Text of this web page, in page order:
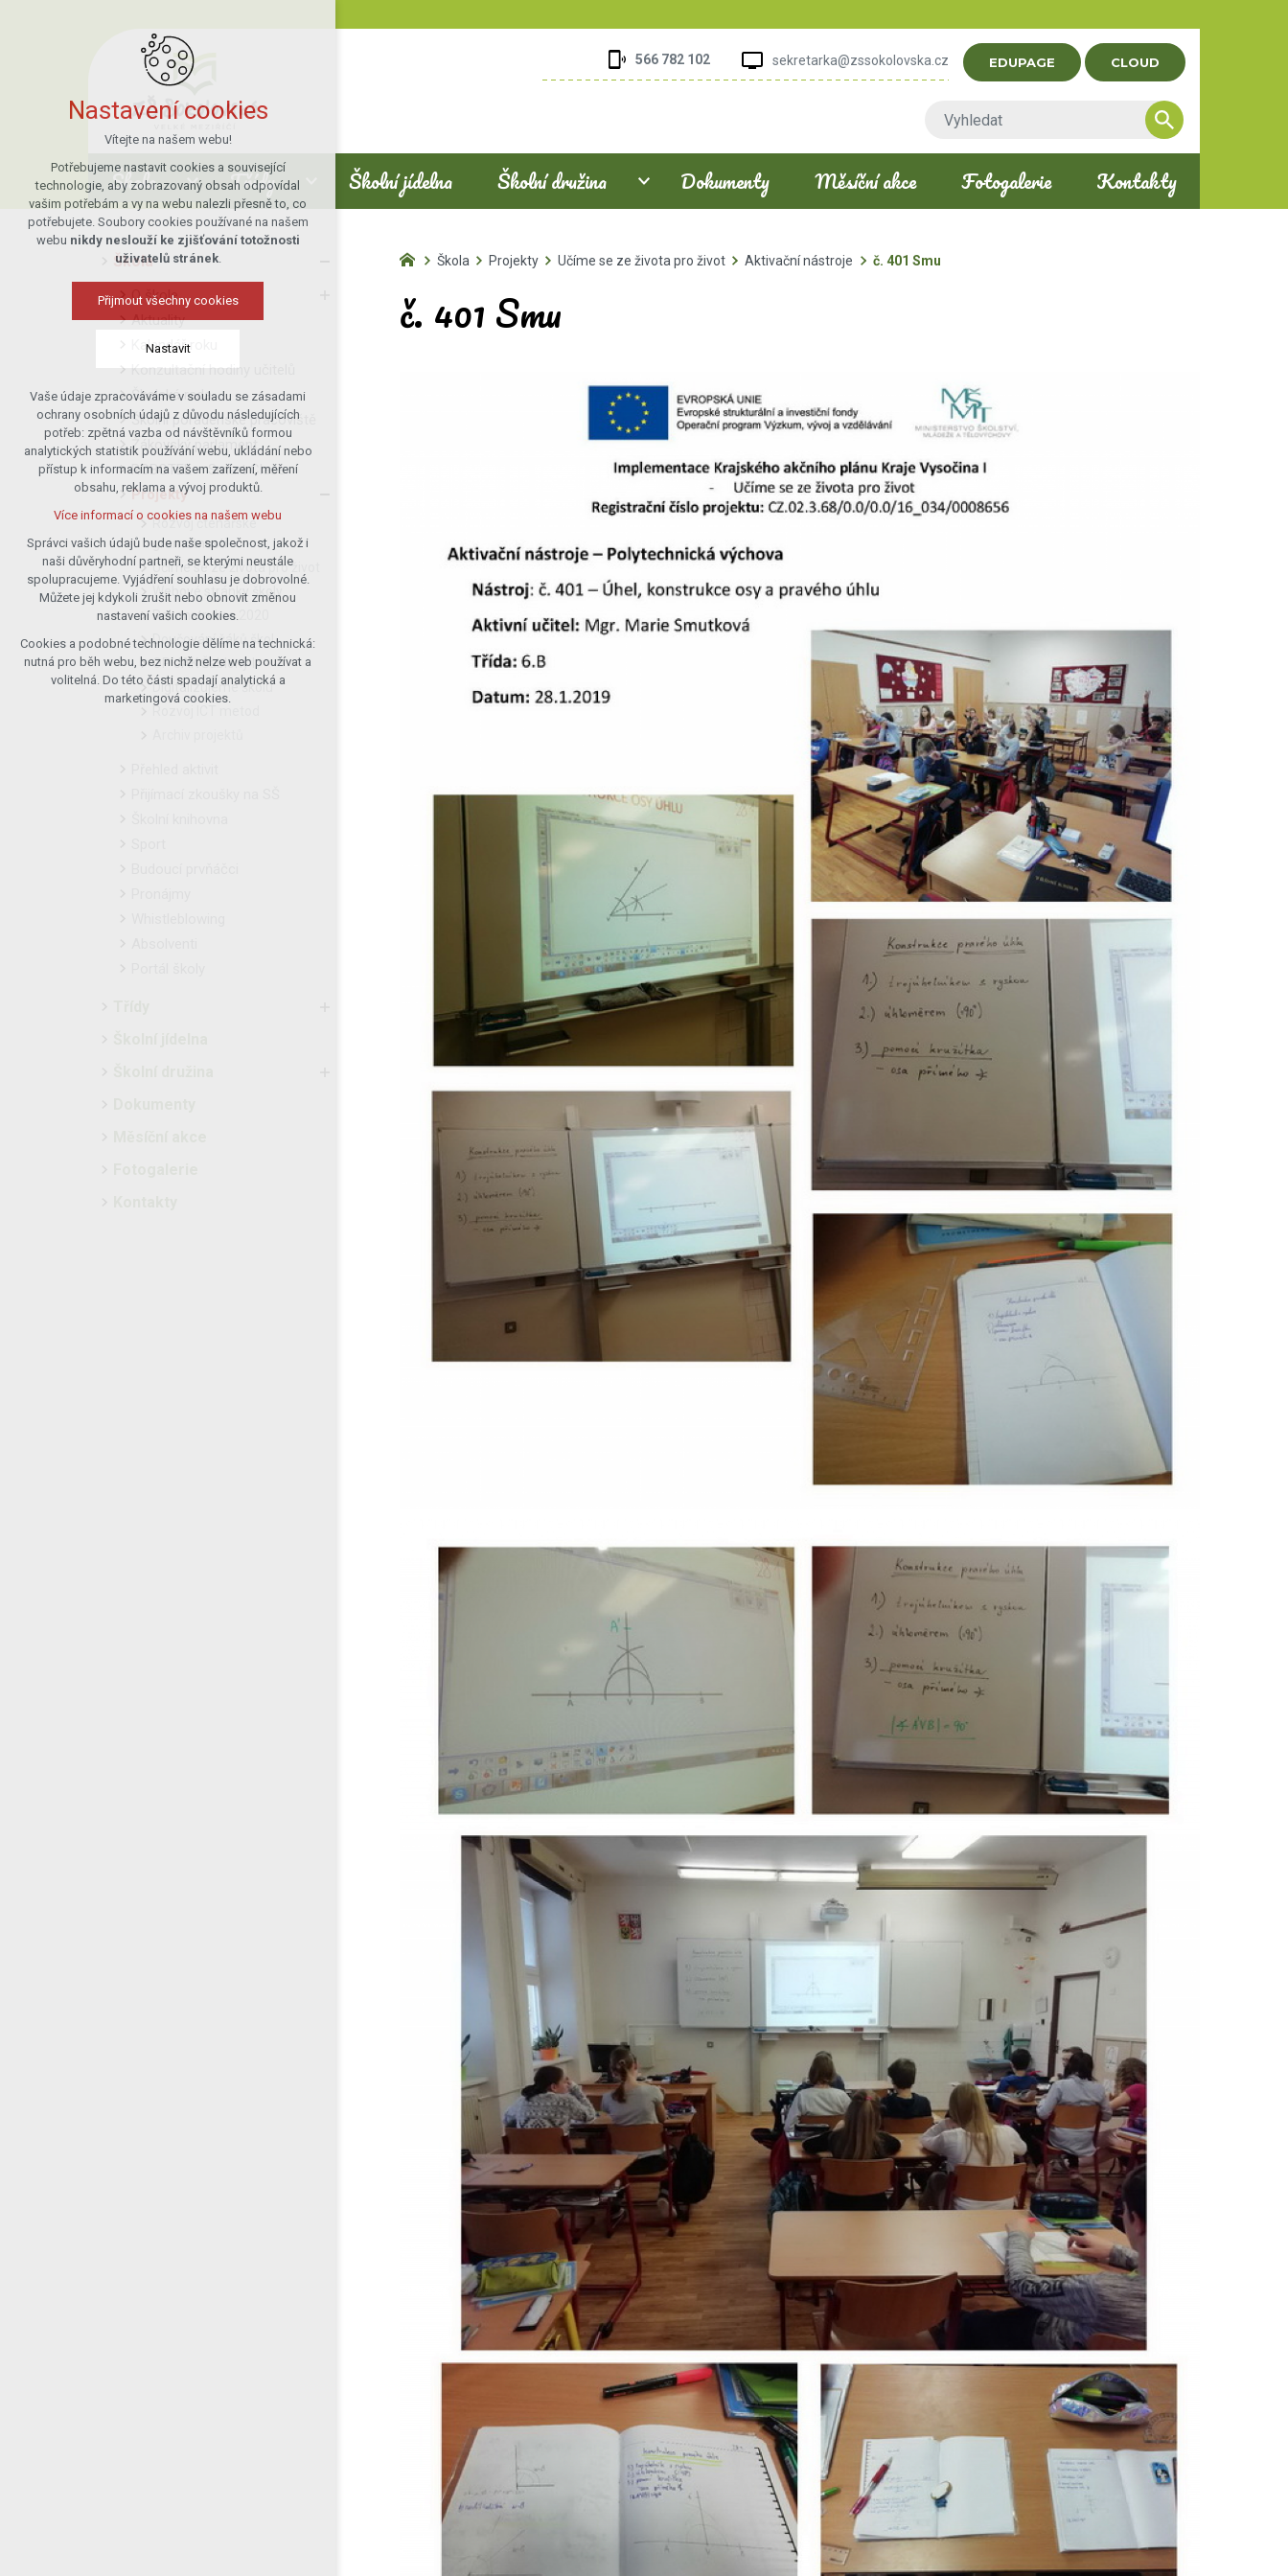
566 782 102 sekretarka@zssokolovska.cz EDUPAGE CLOUD
Škola Třídy Školní jídelna Školní družina Dokumenty Měsíční akce Fotogalerie Kontakty
Škola
O škole
Aktuality
Kalendář roku
Konzultační hodiny učitelů
Školská rada
Školní poradenské pracoviště
Žákovský parlament
ROBOTEL – Smart Class
Projekty
Rozvoj čtenářské
gramotnosti
Učíme se ze života pro život
Webové stránky školy
Rekonstrukce 2020
Doučování žáků škol
OP JAK Šablony I
Digitalizujeme školu
Škola Projekty Učíme se ze života pro život Aktivační nástroje č. 401 Smu
č. 401 Smu
Nastavení cookies
Vítejte na našem webu!
Potřebujeme nastavit cookies a související
technologie, aby zobrazovaný obsah odpovídal
vašim potřebám a vy na webu nalezli přesně to, co
potřebujete. Soubory cookies používané na našem
webu nikdy neslouží ke zjišťování totožnosti
uživatelů stránek.
Přijmout všechny cookies
Nastavit
Technická cookies
nutná pro provozování webu
udržení kontextu stránek (session):
případná přihlášení, volby jazyka, apod.
Volitelná cookies
analytická pro anonymizované
vyhodnocení návštěvnosti
marketingová cookies (Google)
Více informací o cookies na našem webu
Přijmout všechny cookies
Odmítnout vše
Vaše údaje zpracováváme v souladu se zásadami
ochrany osobních údajů z důvodu následujících
potřeb: zpětná vazba od návštěvníků formou
analytických statistik používání webu, ukládání nebo
přístup k informacím na vašem zařízení, měření
obsahu, reklama a vývoj produktů.
Více informací o cookies na našem webu
Správci vašich údajů bude naše společnost, jakož i
naši důvěryhodní partneři, se kterými neustále
spolupracujeme. Vyjádření souhlasu je dobrovolné.
Můžete jej kdykoli zrušit nebo obnovit změnou
nastavení vašich cookies.
Cookies a podobné technologie dělíme na technická:
nutná pro běh webu, bez nichž nelze web používat a
volitelná. Do této části spadají analytická a
marketingová cookies.